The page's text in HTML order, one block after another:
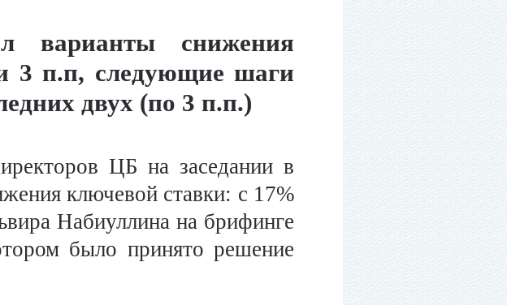
варианты снижения
3 п.п, следующие шаги
двух (по 3 п.п.)
ЦБ на заседании в
ключевой ставки: с 17%
Набиуллина на брифинге
было принято решение